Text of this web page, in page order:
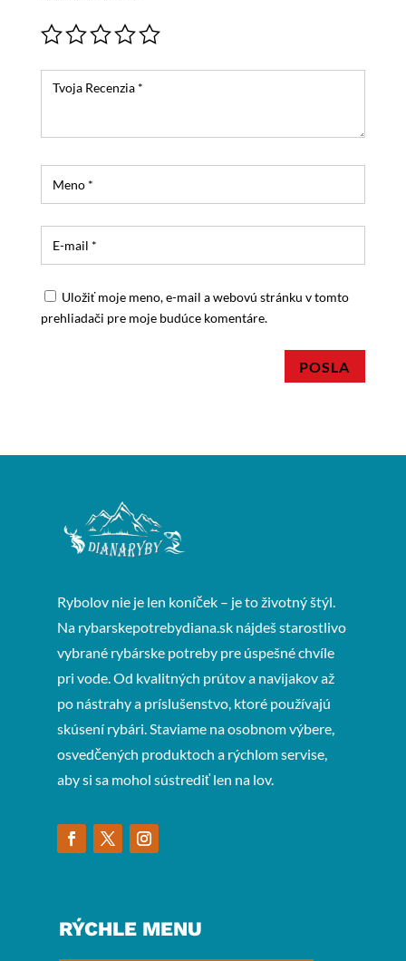
Uložiť moje meno, e-mail a webovú stránku v tomto
prehliadači pre moje budúce komentáre.
POSLA
Rybolov nie je len koníček – je to životný štýl.
Na rybarskepotrebydiana.sk nájdeš starostlivo
vybrané rybárske potreby pre úspešné chvíle
pri vode. Od kvalitných prútov a navijakov až
po nástrahy a príslušenstvo, ktoré používajú
skúsení rybári. Staviame na osobnom výbere,
osvedčených produktoch a rýchlom servise,
aby si sa mohol sústrediť len na lov.
RÝCHLE MENU